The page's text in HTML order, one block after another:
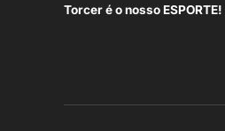
Torcer é o nosso ESPORTE!